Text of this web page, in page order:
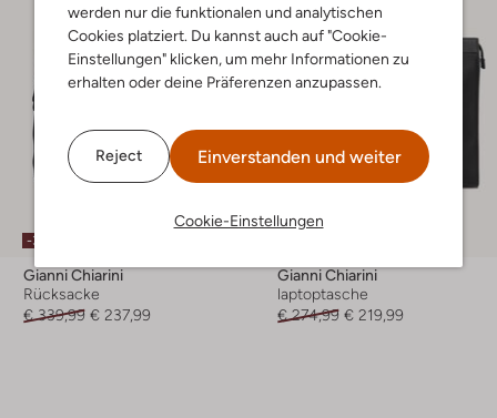
werden nur die funktionalen und analytischen
Cookies platziert. Du kannst auch auf "Cookie-
Einstellungen" klicken, um mehr Informationen zu
erhalten oder deine Präferenzen anzupassen.
Reject Einverstanden und weiter
Cookie-Einstellungen
-30%
Gianni Chiarini
Rücksacke
€ 339,99 € 237,99
Gianni Chiarini
laptoptasche
€ 274,99 € 219,99